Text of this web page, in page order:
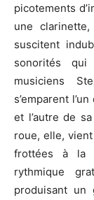
picotements
une
suscitent
sonorités qui
musiciens
s’emparent
et l’autre de
roue, elle,
frottées à la
rythmique
produisant un